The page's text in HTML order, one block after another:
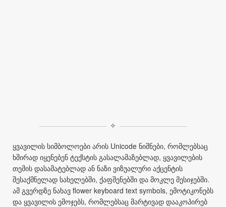
✧
ყვავილის სიმბოლოები არის Unicode ნიშნები, რომლებსაც
ხშირად იყენებენ ტექსტის გასალამაზებლად, ყვავილების
თემის დასამატებლად ან ნაზი ვიზუალური აქცენტის
შესაქმნელად სახელებში, ქაფშენებში და მოკლე მესიჯებში.
ამ გვერდზე ნახავ flower keyboard text symbols, ემოტიკონებს
და ყვავილის ემოჯებს, რომლებსაც მარტივად დააკოპირებ